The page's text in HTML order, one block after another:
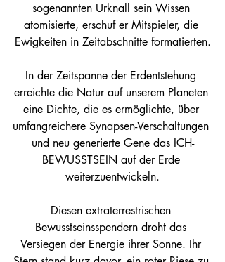
sogenannten Urknall sein Wissen
atomisierte, erschuf er Mitspieler, die
Ewigkeiten in Zeitabschnitte formatierten.
In der Zeitspanne der Erdentstehung
erreichte die Natur auf unserem Planeten
eine Dichte, die es ermöglichte, über
umfangreichere Synapsen-Verschaltungen
und neu generierte Gene das ICH-
BEWUSSTSEIN auf der Erde
weiterzuentwickeln.
Diesen extraterrestrischen
Bewusstseinsspendern droht das
Versiegen der Energie ihrer Sonne. Ihr